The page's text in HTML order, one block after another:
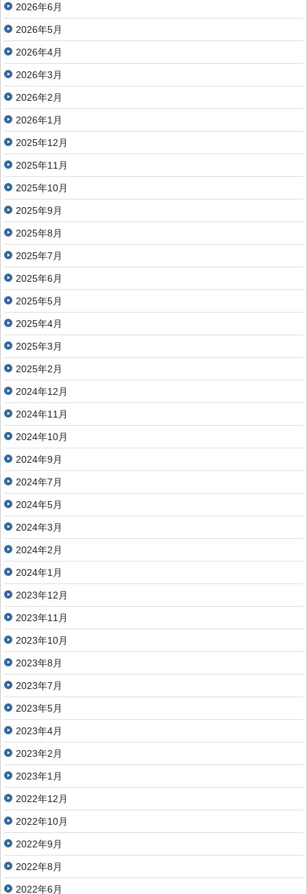
2026年6月
2026年5月
2026年4月
2026年3月
2026年2月
2026年1月
2025年12月
2025年11月
2025年10月
2025年9月
2025年8月
2025年7月
2025年6月
2025年5月
2025年4月
2025年3月
2025年2月
2024年12月
2024年11月
2024年10月
2024年9月
2024年7月
2024年5月
2024年3月
2024年2月
2024年1月
2023年12月
2023年11月
2023年10月
2023年8月
2023年7月
2023年5月
2023年4月
2023年2月
2023年1月
2022年12月
2022年10月
2022年9月
2022年8月
2022年6月